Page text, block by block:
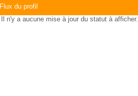
Flux du profil
Il n'y a aucune mise à jour du statut à afficher.